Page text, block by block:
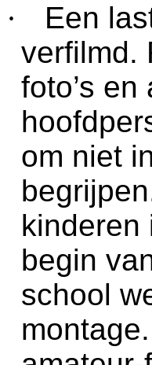
·
Een
verfilmd.
foto’s
om niet
kinderen
begin
school